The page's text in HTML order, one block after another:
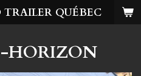
QUÉBEC
HORIZON